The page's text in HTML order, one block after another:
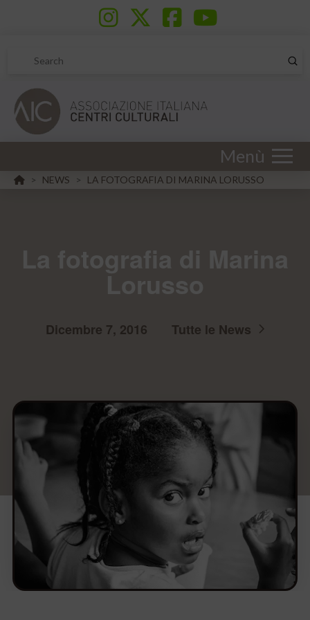
Search
Menù
HOME
> NEWS > LA FOTOGRAFIA DI MARINA LORUSSO
Dicembre 7, 2016 Tutte le News